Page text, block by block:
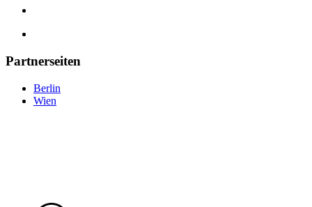
Partnerseiten
Berlin
Wien